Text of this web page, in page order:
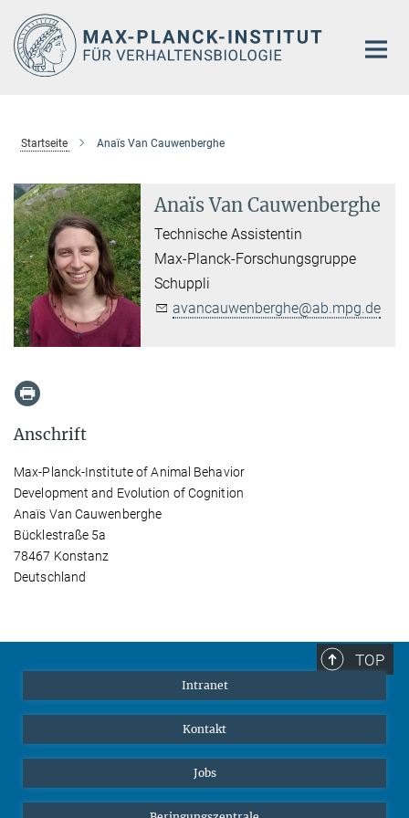
Hauptinhalt
Startseite Anaïs Van Cauwenberghe
Anaïs Van Cauwenberghe
Technische Assistentin
Max-Planck-Forschungsgruppe
Schuppli
avancauwenberghe@ab.mpg.de
Anschrift
Max-Planck-Institute of Animal Behavior
Development and Evolution of Cognition
Anaïs Van Cauwenberghe
Bücklestraße 5a
78467 Konstanz
Deutschland
TOP
Intranet
Kontakt
Jobs